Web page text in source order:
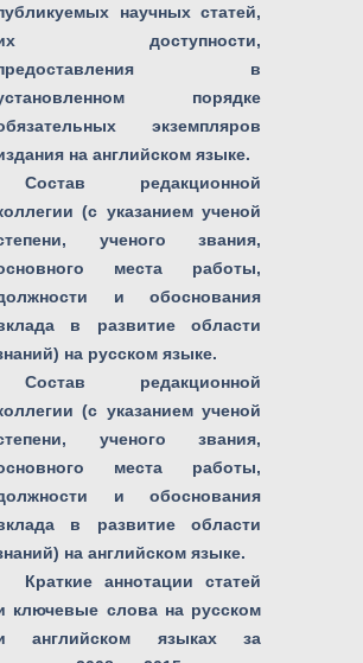
научных статей,
доступности,
в
порядке
экземпляров
на английском языке.
Состав редакционной
(с указанием ученой
ученого звания,
места работы,
и обоснования
в развитие области
на русском языке.
Состав редакционной
(с указанием ученой
ученого звания,
места работы,
и обоснования
в развитие области
на английском языке.
Краткие аннотации статей
ключевые слова на русском
английском языках за